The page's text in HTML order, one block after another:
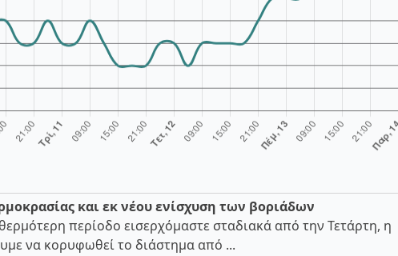
και εκ νέου ενίσχυση των βοριάδων
περίοδο εισερχόμαστε σταδιακά από την Τετάρτη, η
να κορυφωθεί το διάστημα από ...